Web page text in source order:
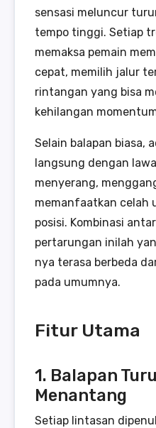
sensasi meluncur
tempo tinggi. Setiap
memaksa pemain
cepat, memilih jalur
rintangan yang bisa
kehilangan
Selain balapan biasa,
langsung dengan
menyerang,
memanfaatkan celah
posisi. Kombinasi
pertarungan inilah
nya terasa berbeda
pada umumnya.
Fitur Utama
1. Balapan
Menantang
Setiap lintasan